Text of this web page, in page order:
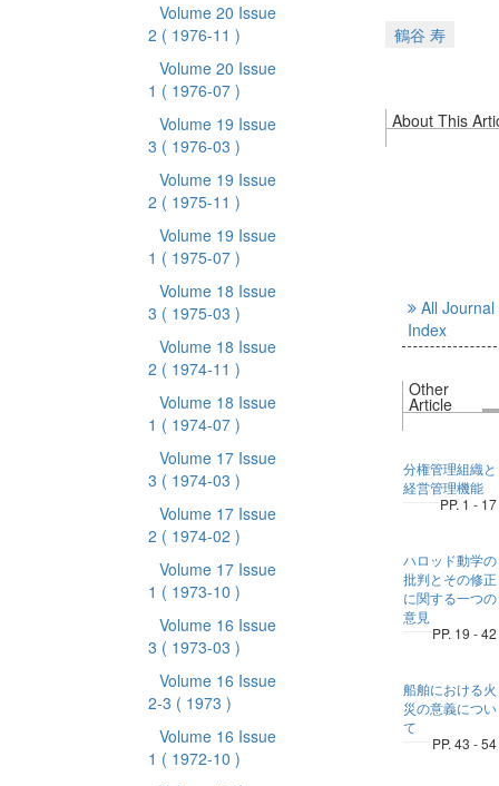
Volume 20 Issue
2 ( 1976-11 )
Volume 20 Issue
1 ( 1976-07 )
Volume 19 Issue
3 ( 1976-03 )
Volume 19 Issue
2 ( 1975-11 )
Volume 19 Issue
1 ( 1975-07 )
Volume 18 Issue
3 ( 1975-03 )
Volume 18 Issue
2 ( 1974-11 )
Volume 18 Issue
1 ( 1974-07 )
Volume 17 Issue
3 ( 1974-03 )
Volume 17 Issue
2 ( 1974-02 )
Volume 17 Issue
1 ( 1973-10 )
Volume 16 Issue
3 ( 1973-03 )
Volume 16 Issue
2-3 ( 1973 )
Volume 16 Issue
1 ( 1972-10 )
鶴谷 寿
About This
All Journal
Index
Other
Article
分権管理組織と
経営管理機能
PP. 1 - 17
ハロッド動学の
批判とその修正
に関する一つの
意見
PP. 19 - 42
船舶における火
災の意義につい
て
PP. 43 - 54